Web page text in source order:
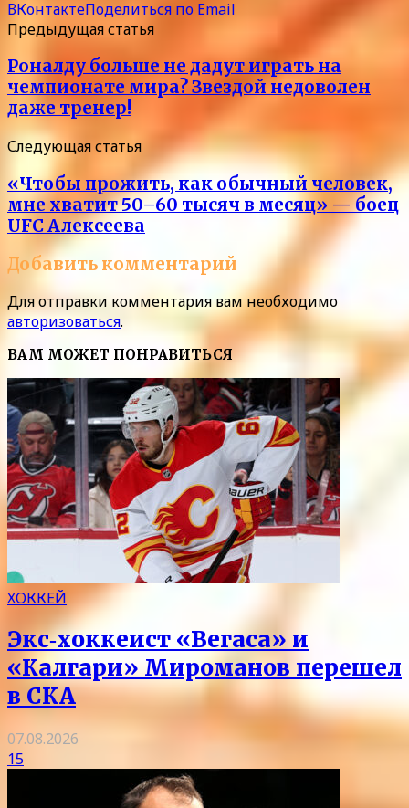
ВКонтактеПоделиться по Email
Предыдущая статья
Роналду больше не дадут играть на
чемпионате мира? Звездой недоволен
даже тренер!
Следующая статья
«Чтобы прожить, как обычный человек,
мне хватит 50–60 тысяч в месяц» — боец
UFC Алексеева
Добавить комментарий
Для отправки комментария вам необходимо
авторизоваться.
ВАМ МОЖЕТ ПОНРАВИТЬСЯ
ХОККЕЙ
Экс‑хоккеист «Вегаса» и
«Калгари» Мироманов перешел
в СКА
07.08.2026
15